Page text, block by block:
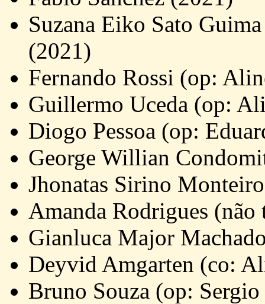
Suzana Eiko Sato
(2021)
Fernando Rossi (op:
Guillermo Uceda (op:
Diogo Pessoa (op:
George Willian
Jhonatas Sirino
Amanda Rodrigues (não
Gianluca Major
Deyvid Amgarten (co:
Bruno Souza (op: